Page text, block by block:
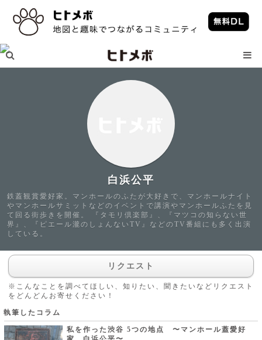
白浜公平
鉄蓋観賞愛好家。マンホールのふたが大好きで、マンホールナイト
やマンホールサミットなどのイベントで講演やマンホールふたを見
て回る街歩きを開催。 『タモリ倶楽部』、『マツコの知らない世
界』、『ピエール瀧のしょんないTV』などのTV番組にも多く出演
している。
リクエスト
※こんなことを調べてほしい、知りたい、聞きたいなどリクエスト
をどんどんお寄せください！
執筆したコラム
私を作った渋谷 5つの地点 〜マンホール蓋愛好